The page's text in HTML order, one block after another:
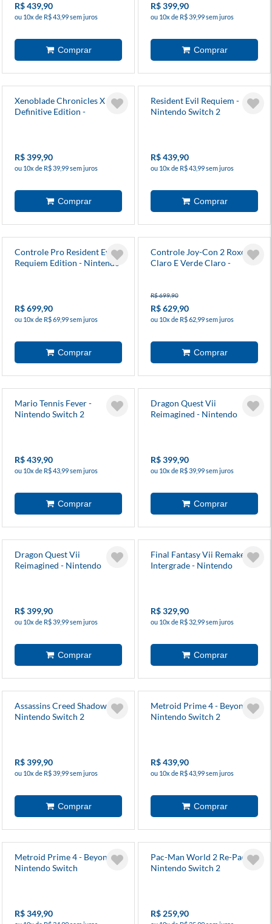
R$ 439,90
ou 10x de R$ 43,99 sem juros
R$ 399,90
ou 10x de R$ 39,99 sem juros
Xenoblade Chronicles X -
Definitive Edition -
R$ 399,90
ou 10x de R$ 39,99 sem juros
Resident Evil Requiem -
Nintendo Switch 2
R$ 439,90
ou 10x de R$ 43,99 sem juros
Controle Pro Resident Evil
Requiem Edition - Nintendo
R$ 699,90
ou 10x de R$ 69,99 sem juros
Controle Joy-Con 2 Roxo
Claro E Verde Claro -
R$ 699,90
R$ 629,90
ou 10x de R$ 62,99 sem juros
Mario Tennis Fever -
Nintendo Switch 2
R$ 439,90
ou 10x de R$ 43,99 sem juros
Dragon Quest Vii
Reimagined - Nintendo
R$ 399,90
ou 10x de R$ 39,99 sem juros
Dragon Quest Vii
Reimagined - Nintendo
R$ 399,90
ou 10x de R$ 39,99 sem juros
Final Fantasy Vii Remake
Intergrade - Nintendo
R$ 329,90
ou 10x de R$ 32,99 sem juros
Assassins Creed Shadows -
Nintendo Switch 2
R$ 399,90
ou 10x de R$ 39,99 sem juros
Metroid Prime 4 - Beyond -
Nintendo Switch 2
R$ 439,90
ou 10x de R$ 43,99 sem juros
Metroid Prime 4 - Beyond -
Nintendo Switch
R$ 349,90
Pac-Man World 2 Re-Pac -
Nintendo Switch 2
R$ 259,90